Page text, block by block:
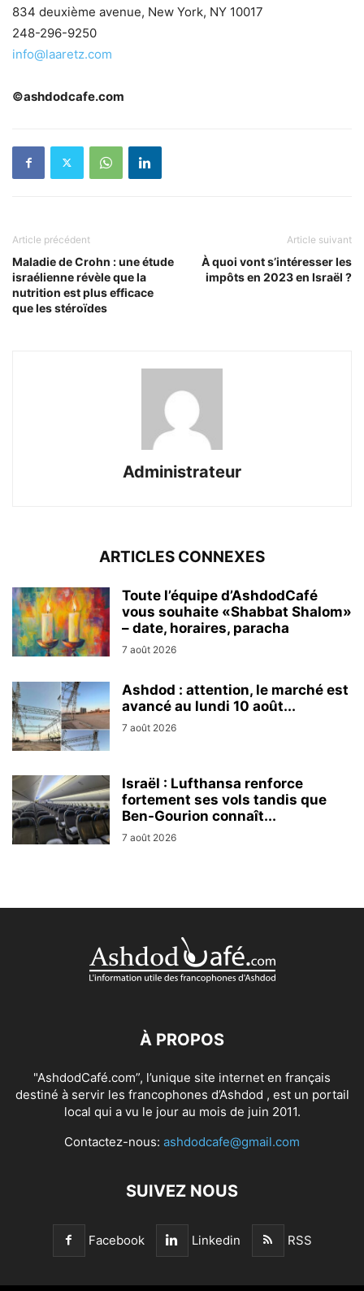
834 deuxième avenue, New York, NY 10017
248-296-9250
info@laaretz.com
©ashdodcafe.com
Article précédent
Maladie de Crohn : une étude
israélienne révèle que la
nutrition est plus efficace
que les stéroïdes
Article suivant
À quoi vont s’intéresser les
impôts en 2023 en Israël ?
Administrateur
ARTICLES CONNEXES
Toute l’équipe d’AshdodCafé
vous souhaite «Shabbat Shalom»
– date, horaires, paracha
7 août 2026
Ashdod : attention, le marché est
avancé au lundi 10 août...
7 août 2026
Israël : Lufthansa renforce
fortement ses vols tandis que
Ben-Gourion connaît...
7 août 2026
À PROPOS
"AshdodCafé.com”, l’unique site internet en français
destiné à servir les francophones d’Ashdod , est un portail
local qui a vu le jour au mois de juin 2011.
Contactez-nous: ashdodcafe@gmail.com
SUIVEZ NOUS
Facebook Linkedin RSS